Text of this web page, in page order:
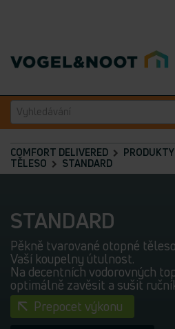
Vyhledávání
COMFORT DELIVERED PRODUKTY
TĚLESO
STANDARD
STANDARD
Pěkně tvarované otopné
Vaší koupelny útulnost.
Na decentních vodorovných
optimálně zavěsit a sušit
Prepocet výkonu